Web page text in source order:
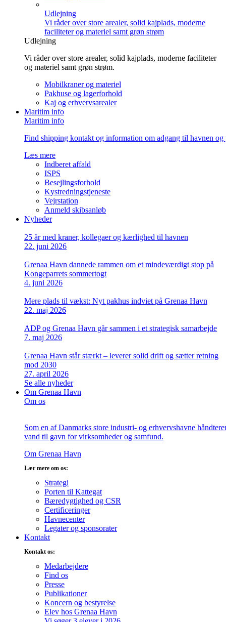
Udlejning
Vi råder over store arealer, solid kajplads, moderne
faciliteter og materiel samt grøn strøm
Udlejning
Vi råder over store arealer, solid kajplads, moderne faciliteter
og materiel samt grøn strøm.
Mobilkraner og materiel
Pakhuse og lagerforhold
Kaj og erhvervsarealer
Maritim info
Maritim info
Find shipping kontakt og information om adgang til havnen og
Læs mere
Indberet affald
ISPS
Besejlingsforhold
Kystredningstjeneste
Vejrstation
Anmeld skibsanløb
Nyheder
25 år med kraner, kollegaer og kærlighed til havnen
22. juni 2026
Grenaa Havn dannede rammen om et mindeværdigt stop på
Kongeparrets sommertogt
4. juni 2026
Mere plads til vækst: Nyt pakhus indviet på Grenaa Havn
22. maj 2026
ADP og Grenaa Havn går sammen i et strategisk samarbejde
7. maj 2026
Grenaa Havn står stærkt – leverer solid drift og sætter retning
mod 2030
27. april 2026
Se alle nyheder
Om Grenaa Havn
Om os
Som en af Danmarks store industri- og erhvervshavne
vand til gavn for virksomheder og samfund.
Om Grenaa Havn
Lær mere om os:
Strategi
Porten til Kattegat
Bæredygtighed og CSR
Certificeringer
Havnecenter
Legater og sponsorater
Kontakt
Kontakt os:
Medarbejdere
Find os
Presse
Publikationer
Koncern og bestyrelse
Elev hos Grenaa Havn